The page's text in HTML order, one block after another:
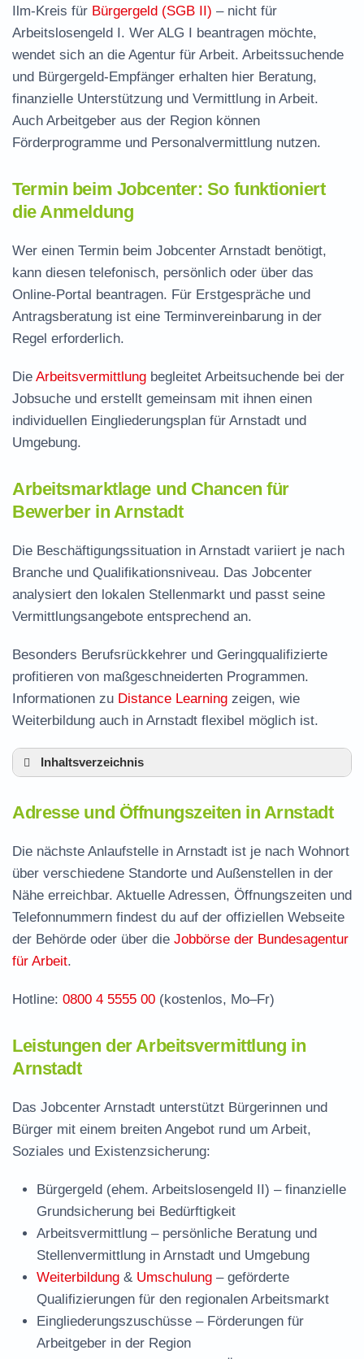
Ilm-Kreis für Bürgergeld (SGB II) – nicht für
Arbeitslosengeld I. Wer ALG I beantragen möchte,
wendet sich an die Agentur für Arbeit. Arbeitssuchende
und Bürgergeld-Empfänger erhalten hier Beratung,
finanzielle Unterstützung und Vermittlung in Arbeit.
Auch Arbeitgeber aus der Region können
Förderprogramme und Personalvermittlung nutzen.
Termin beim Jobcenter: So funktioniert
die Anmeldung
Wer einen Termin beim Jobcenter Arnstadt benötigt,
kann diesen telefonisch, persönlich oder über das
Online-Portal beantragen. Für Erstgespräche und
Antragsberatung ist eine Terminvereinbarung in der
Regel erforderlich.
Die Arbeitsvermittlung begleitet Arbeitsuchende bei der
Jobsuche und erstellt gemeinsam mit ihnen einen
individuellen Eingliederungsplan für Arnstadt und
Umgebung.
Arbeitsmarktlage und Chancen für
Bewerber in Arnstadt
Die Beschäftigungssituation in Arnstadt variiert je nach
Branche und Qualifikationsniveau. Das Jobcenter
analysiert den lokalen Stellenmarkt und passt seine
Vermittlungsangebote entsprechend an.
Besonders Berufsrückkehrer und Geringqualifizierte
profitieren von maßgeschneiderten Programmen.
Informationen zu Distance Learning zeigen, wie
Weiterbildung auch in Arnstadt flexibel möglich ist.
Inhaltsverzeichnis
Leistungen der Arbeitsvermittlung in Arnstadt
Termin vereinbaren und Bürgergeld beantragen
Jobcenter Ilm-Kreis – zuständige Stelle
Stellenangebote und Jobbörse in Arnstadt
Häufige Fragen rund ums Jobcenter
Adresse und Öffnungszeiten in Arnstadt
Die nächste Anlaufstelle in Arnstadt ist je nach Wohnort
über verschiedene Standorte und Außenstellen in der
Nähe erreichbar. Aktuelle Adressen, Öffnungszeiten und
Telefonnummern findest du auf der offiziellen Webseite
der Behörde oder über die Jobbörse der Bundesagentur
für Arbeit.
Hotline: 0800 4 5555 00 (kostenlos, Mo–Fr)
Leistungen der Arbeitsvermittlung in
Arnstadt
Das Jobcenter Arnstadt unterstützt Bürgerinnen und
Bürger mit einem breiten Angebot rund um Arbeit,
Soziales und Existenzsicherung:
Bürgergeld (ehem. Arbeitslosengeld II) – finanzielle
Grundsicherung bei Bedürftigkeit
Arbeitsvermittlung – persönliche Beratung und
Stellenvermittlung in Arnstadt und Umgebung
Weiterbildung & Umschulung – geförderte
Qualifizierungen für den regionalen Arbeitsmarkt
Eingliederungszuschüsse – Förderungen für
Arbeitgeber in der Region